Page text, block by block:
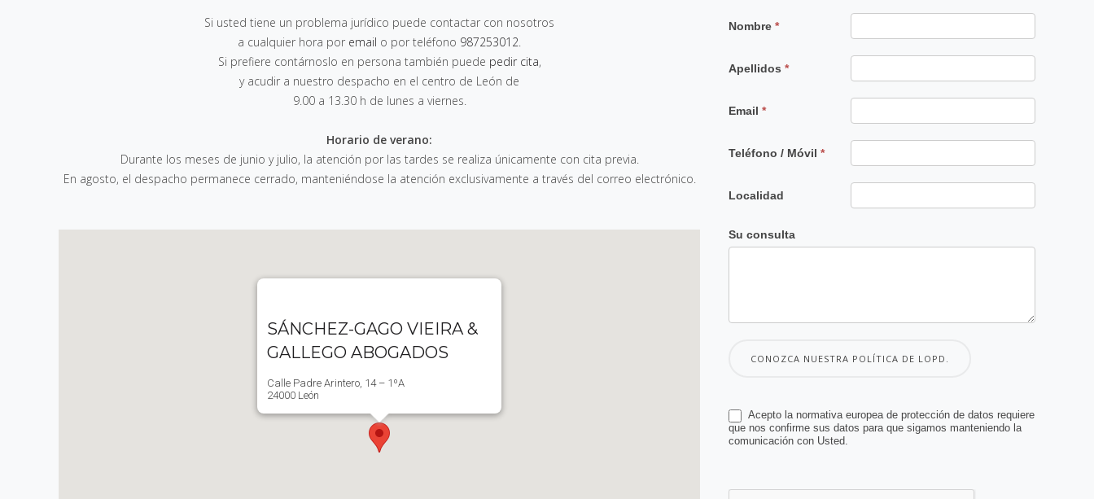
Si usted tiene un problema jurídico puede contactar con nosotros
a cualquier hora por email o por teléfono 987253012.
Si prefiere contárnoslo en persona también puede pedir cita,
y acudir a nuestro despacho en el centro de León de
9.00 a 13.30 h de lunes a viernes.
Horario de verano:
Durante los meses de junio y julio, la atención por las tardes se realiza únicamente con cita previa.
En agosto, el despacho permanece cerrado, manteniéndose la atención exclusivamente a través del correo electrónico.
SÁNCHEZ-GAGO VIEIRA &
GALLEGO ABOGADOS
Calle Padre Arintero, 14 – 1ºA
24000 León
Contacto
Nombre*
Apellidos*
Email*
Teléfono / Móvil*
Localidad
Su consulta
CONOZCA NUESTRA POLÍTICA DE LOPD.
Acepto la normativa europea de protección de datos requiere
que nos confirme sus datos para que sigamos manteniendo la
comunicación con Usted.